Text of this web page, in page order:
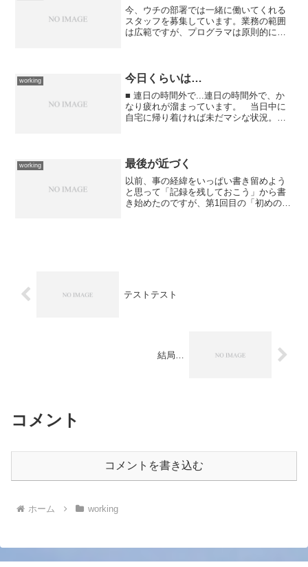
今、ウチの部署では一緒に働いてくれる
スタッフを募集しています。業務の範囲
は広範ですが、プログラマは原則的に求
でご連絡ください。マジメ...
working 今日くらいは…
■ 連日の時間外で...連日の時間外で、か
なり疲れが溜まっています。 当日中に
自宅に帰り着ければ未だマシな状況。
で毎日帰るのが遅く...
working 最後が近づく
以前、事の経緯をいっぱい書き留めよう
と思って「記録を残しておこう」から書
き始めたのですが、第1回目の「初めの一
テストテスト
結局…
コメント
コメントを書き込む
ホーム working